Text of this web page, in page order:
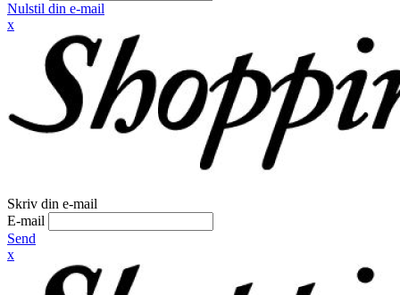
Nulstil din e-mail
x
Skriv din e-mail
E-mail
Send
x